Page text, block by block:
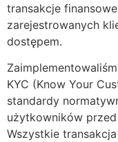
panel
panel
panel
panel
panel
transakcje
zarejestrowanych
dostępem.
KYC (Know Your
standardy
użytkowników
Wszystkie